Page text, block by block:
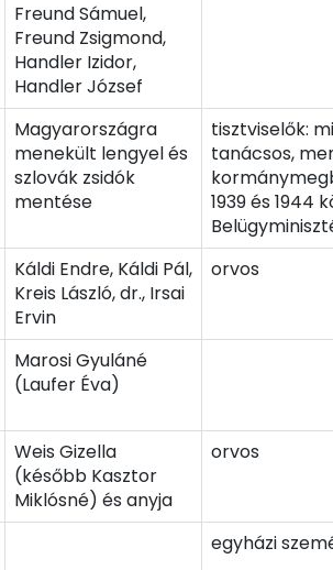
Freund Sámuel,
Freund Zsigmond,
Handler Izidor,
Handler József
Magyarországra
menekült lengyel és
szlovák zsidók
mentése
tisztviselők:
tanácsos,
1939 és 1944
Káldi Endre, Káldi Pál,
Kreis László, dr., Irsai
Ervin
orvos
Marosi Gyuláné
(Laufer Éva)
Weis Gizella
(később Kasztor
Miklósné) és anyja
orvos
egyházi